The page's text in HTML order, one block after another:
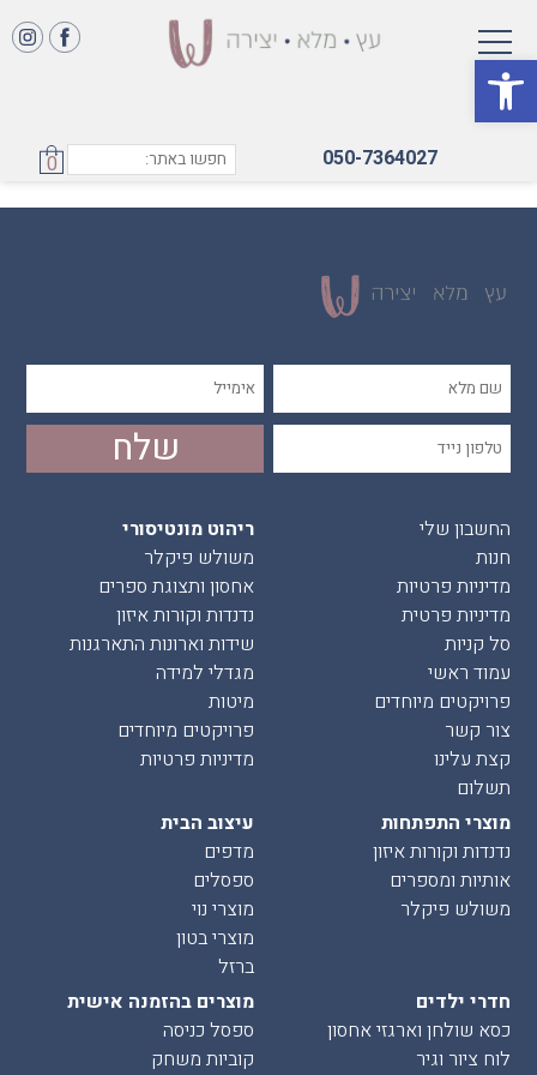
פתח סרגל נגישות
050-7364027
0 טיפוס
החשבון שלי
חנות
מדיניות פרטיות
מדיניות פרטית
סל קניות
עמוד ראשי
פרויקטים מיוחדים
צור קשר
קצת עלינו
תשלום
ריהוט מונטיסורי
משולש פיקלר
אחסון ותצוגת ספרים
נדנדות וקורות איזון
שידות וארונות התארגנות
מגדלי למידה
מיטות
פרויקטים מיוחדים
מדיניות פרטיות
מוצרי התפתחות
נדנדות וקורות איזון
אותיות ומספרים
משולש פיקלר
עיצוב הבית
מדפים
ספסלים
מוצרי נוי
מוצרי בטון
ברזל
חדרי ילדים
כסא שולחן וארגזי אחסון
לוח ציור וגיר
מוצרים בהזמנה אישית
ספסל כניסה
קוביות משחק